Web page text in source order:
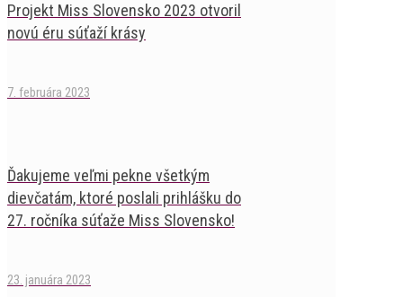
Projekt Miss Slovensko 2023 otvoril
novú éru súťaží krásy
7. februára 2023
Ďakujeme veľmi pekne všetkým
dievčatám, ktoré poslali prihlášku do
27. ročníka súťaže Miss Slovensko!
23. januára 2023